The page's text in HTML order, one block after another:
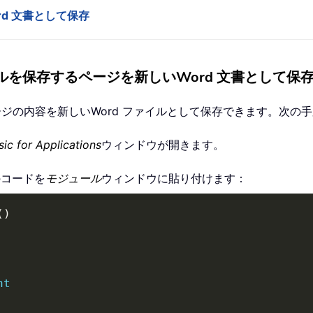
文書として保存
保存するページを新しいWord 文書として保
の内容を新しいWord ファイルとして保存できます。次の手
for Applicationsウィンドウが開きます。
ードをモジュールウィンドウに貼り付けます：
)